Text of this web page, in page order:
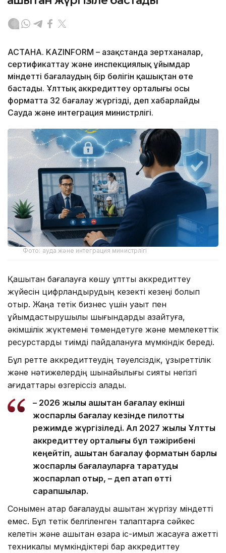
АСТАНА. KAZINFORM – Қазақстанда зертханалар,
сертификаттау және инспекциялық ұйымдар
міндетті бағалаудың бір бөлігін қашықтан өте
бастады. Ұлттық аккредиттеу орталығы осы
форматта 32 бағалау жүргізді, деп хабарлайды
Сауда және интеграция министрлігі.
Фото: ауда және интеграция министрлігі
Қашықтан бағалауға көшу ұлттық аккредиттеу
жүйесін цифрландырудың кезекті кезеңі болып
отыр. Жаңа тетік бизнес үшін уақыт пен
ұйымдастырушылық шығындарды азайтуға,
әкімшілік жүктемені төмендетуге және мемлекеттік
ресурстарды тиімді пайдалануға мүмкіндік береді.
Бұл ретте аккредиттеудің тәуелсіздік, құзыреттілік
және нәтижелердің шынайылығы сияқты негізгі
қағидаттары өзгеріссіз қалады.
– 2026 жылы қашықтан бағалау екінші
жоспарлы бағалау кезінде пилоттық
режимде жүргізіледі. Ал 2027 жылы Ұлттық
аккредиттеу орталығы бұл тәжірибені
кеңейтіп, қашықтан бағалау форматын барлық
жоспарлы бағалауларға таратуды
жоспарлап отыр, – деп атап өтті
сарапшылар.
Сонымен қатар бағалауды қашықтан жүргізу міндетті
емес. Бұл тетік белгіленген талаптарға сәйкес
келетін және қашықтан өзара іс-қимыл жасауға қажетті
техникалық мүмкіндіктері бар аккредиттеу